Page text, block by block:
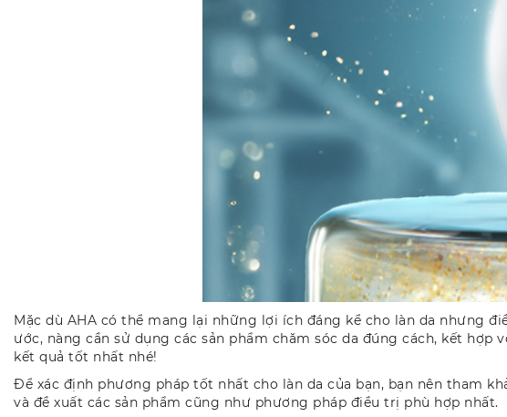
Mặc dù AHA có thể mang lại những lợi ích đáng kể cho làn da nhưng
ước, nàng cần sử dụng các sản phẩm chăm sóc da đúng cách, kết
kết quả tốt nhất nhé!
Để xác định phương pháp tốt nhất cho làn da của bạn, bạn nên tham
và đề xuất các sản phẩm cũng như phương pháp điều trị phù hợp nhất.